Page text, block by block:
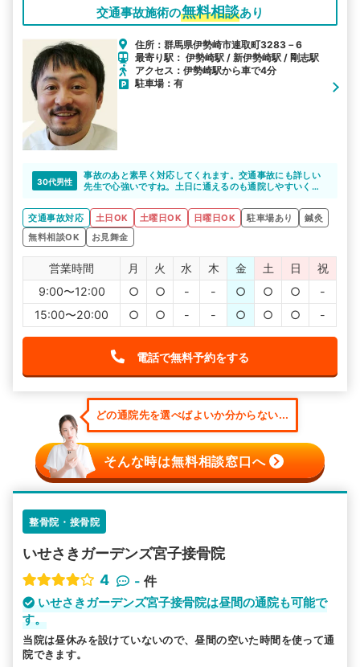
交通事故施術の無料相談あり
住所：群馬県伊勢崎市連取町3283－6
最寄り駅： 伊勢崎駅 / 新伊勢崎駅 / 剛志駅
アクセス：伊勢崎駅から車で4分
駐車場：有
30代男性
事故のあと素早く対応してくれます。交通事故にも詳しい
先生で心強いですね。土日に通えるのも通院しやすいくて
交通事故対応
土日OK 土曜日OK 日曜日OK 駐車場あり
鍼灸
無料相談OK
お見舞金
営業時間 月 火 水 木 金 土 日
祝
9:00〜12:00
○ ○ - - ○ ○ ○
-
15:00〜20:00
○ ○ - - ○ ○ ○ -
電話で無料予約をする
どの通院先を選べばよいか分からない...
そんな時は無料相談窓口へ
整骨院・接骨院
いせさきガーデンズ宮子接骨院
4
- 件
いせさきガーデンズ宮子接骨院は昼間の通院も可能で
す。
当院は昼休みを設けていないので、昼間の空いた時間を使って通
院できます。